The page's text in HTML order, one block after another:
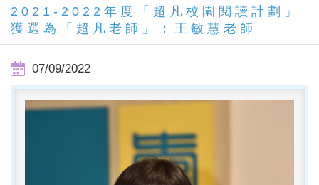
2021-2022年度「超凡校園閱讀計劃」
獲選為「超凡老師」：王敏慧老師
07/09/2022